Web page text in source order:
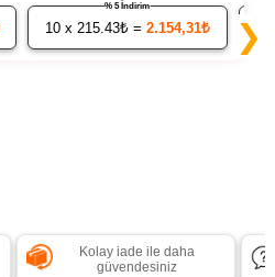
10x 215.43₺ = 2.154,31₺
% 5 İndirim
❯
Kolay iade ile daha
güvendesiniz